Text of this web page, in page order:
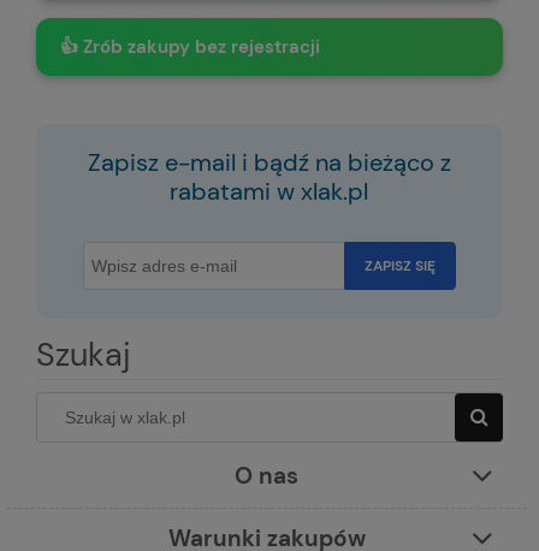
👍 Zrób zakupy bez rejestracji
Zapisz e-mail i bądź na bieżąco z
rabatami w xlak.pl
ZAPISZ SIĘ
Szukaj
O nas
Warunki zakupów